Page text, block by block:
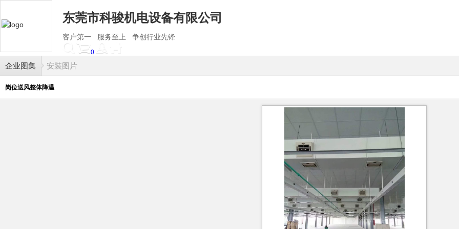
东莞市科骏机电设备有限公司
客户第一 服务至上 争创行业先锋
0
企业图集 安装图片
岗位送风整体降温